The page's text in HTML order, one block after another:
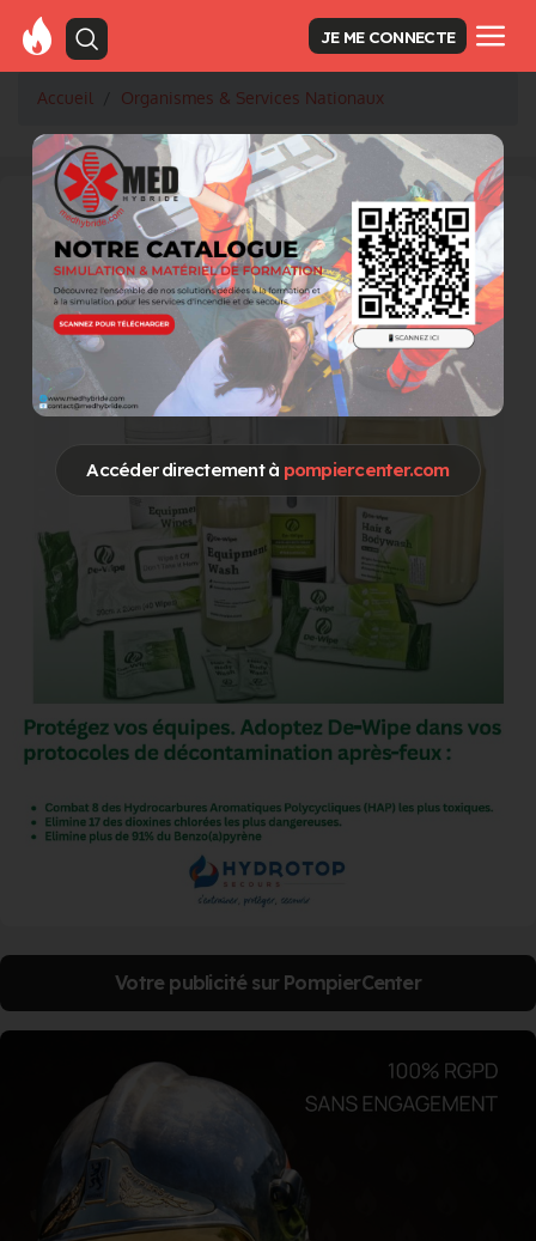
Accéder directement à pompiercenter.com
JE ME CONNECTE
Accueil Organismes & Services Nationaux
Votre publicité sur PompierCenter